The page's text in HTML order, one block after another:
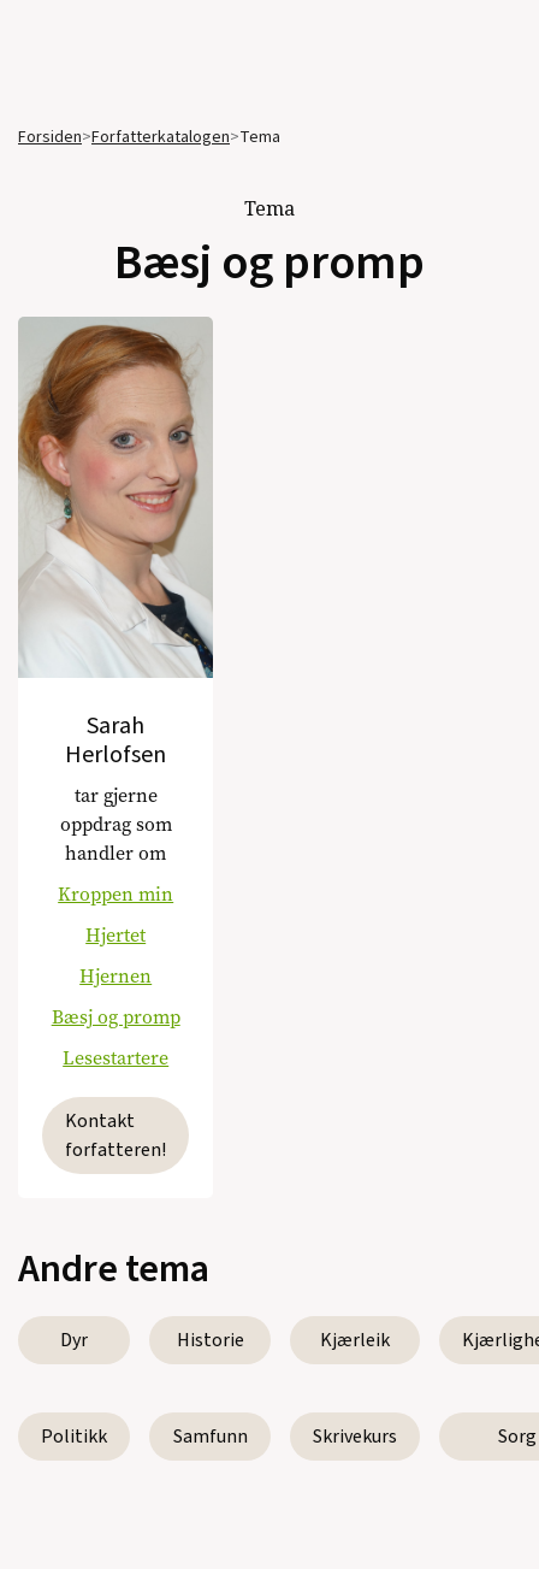
Forsiden>Forfatterkatalogen>Tema
Tema
Bæsj og promp
Sarah
Herlofsen
tar gjerne
oppdrag som
handler om
Kroppen min
Hjertet
Hjernen
Bæsj og promp
Lesestartere
Kontakt
forfatteren!
Andre tema
Dyr Historie Kjærleik
Politikk Samfunn Skrivekurs Sorg